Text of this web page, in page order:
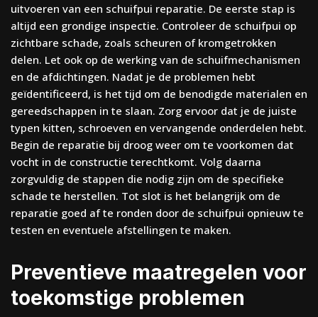
uitvoeren van een schuifpui reparatie. De eerste stap is
altijd een grondige inspectie. Controleer de schuifpui op
zichtbare schade, zoals scheuren of kromgetrokken
delen. Let ook op de werking van de schuifmechanismen
en de afdichtingen. Nadat je de problemen hebt
geïdentificeerd, is het tijd om de benodigde materialen en
gereedschappen in te slaan. Zorg ervoor dat je de juiste
typen kitten, schroeven en vervangende onderdelen hebt.
Begin de reparatie bij droog weer om te voorkomen dat
vocht in de constructie terechtkomt. Volg daarna
zorgvuldig de stappen die nodig zijn om de specifieke
schade te herstellen. Tot slot is het belangrijk om de
reparatie goed af te ronden door de schuifpui opnieuw te
testen en eventuele afstellingen te maken.
Preventieve maatregelen voor
toekomstige problemen